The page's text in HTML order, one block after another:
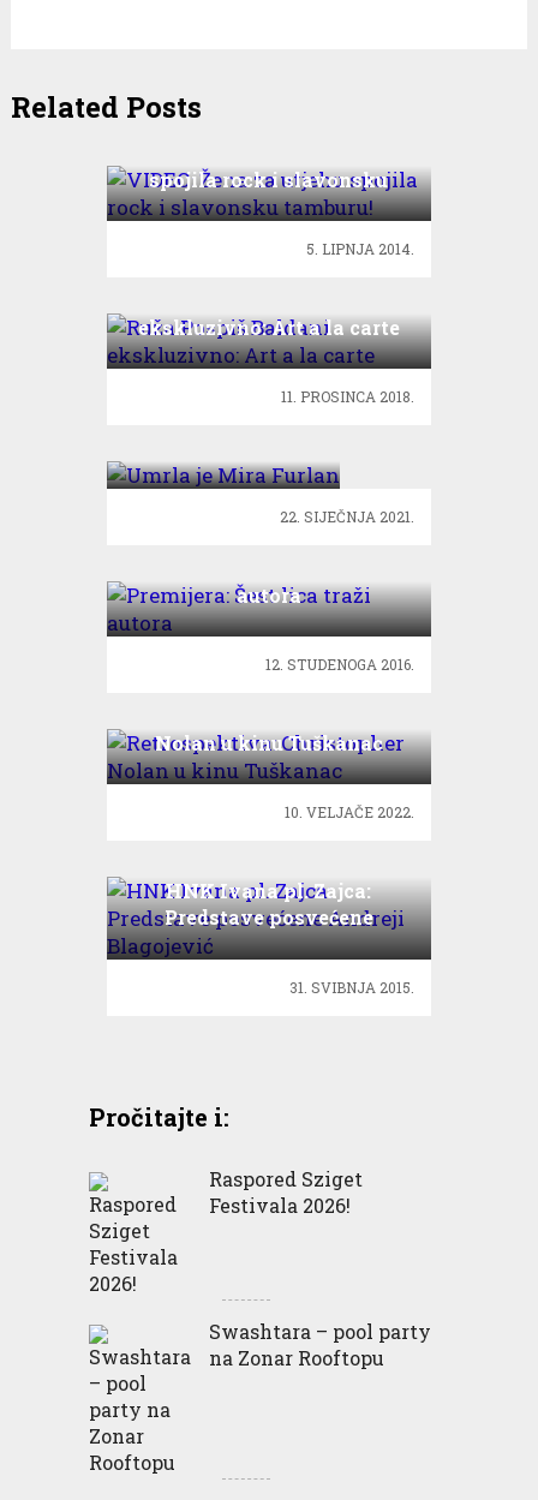
Related Posts
spojila rock i slavonsku
tamburu!
5. LIPNJA 2014.
ekskluzivno: Art a la carte
11. PROSINCA 2018.
22. SIJEČNJA 2021.
autora
12. STUDENOGA 2016.
Nolan u kinu Tuškanac
10. VELJAČE 2022.
HNK Ivana pl. Zajca:
Predstave posvećene
Andreji Blagojević
31. SVIBNJA 2015.
Pročitajte i:
Raspored Sziget
Festivala 2026!
Swashtara – pool party
na Zonar Rooftopu